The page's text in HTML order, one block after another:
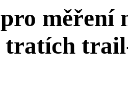
měření
tratích